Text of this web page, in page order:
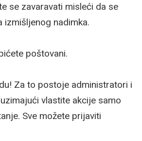
se zavaravati misleći da se
izmišljenog nadimka.
poštovani.
Za to postoje administratori i
vlastite akcije samo
Sve možete prijaviti